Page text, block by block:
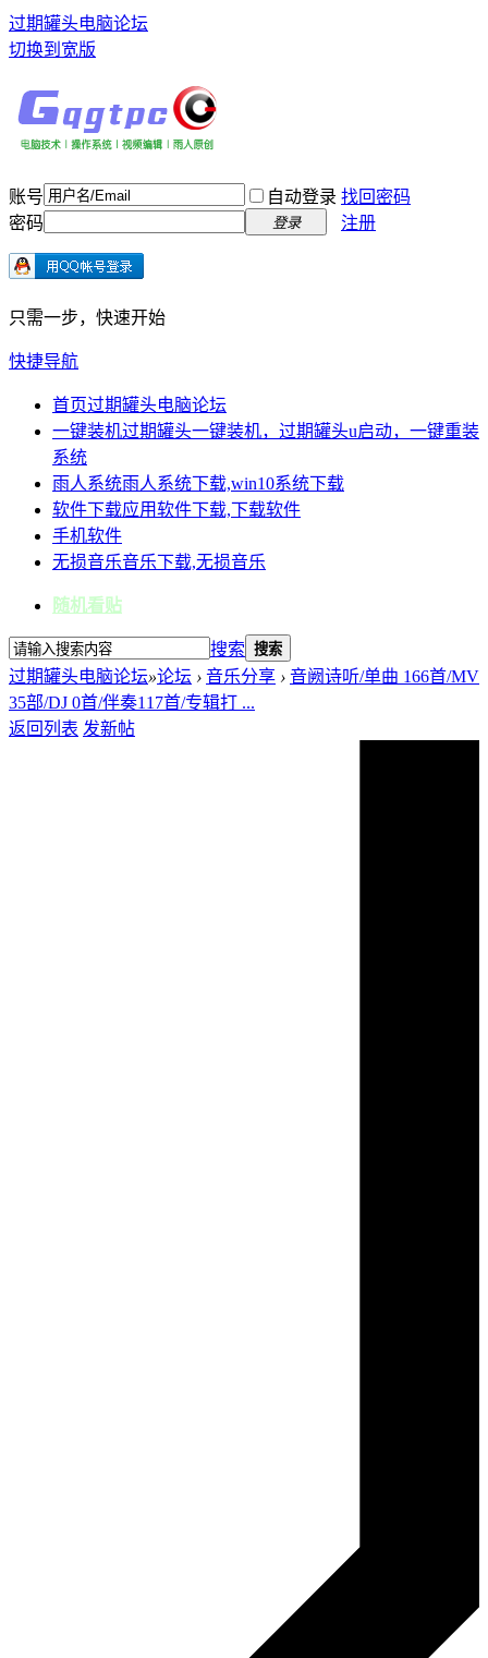
过期罐头电脑论坛
切换到宽版
账号 自动登录 找回密码
密码
登录 注册
只需一步，快速开始
快捷导航
首页过期罐头电脑论坛
一键装机过期罐头一键装机，过期罐头u启动，一键重装
系统
雨人系统雨人系统下载,win10系统下载
软件下载应用软件下载,下载软件
手机软件
无损音乐音乐下载,无损音乐
随机看贴
搜索 搜索
过期罐头电脑论坛»论坛 › 音乐分享 › 音阙诗听/单曲 166首/MV
35部/DJ 0首/伴奏117首/专辑打 ...
返回列表 发新帖